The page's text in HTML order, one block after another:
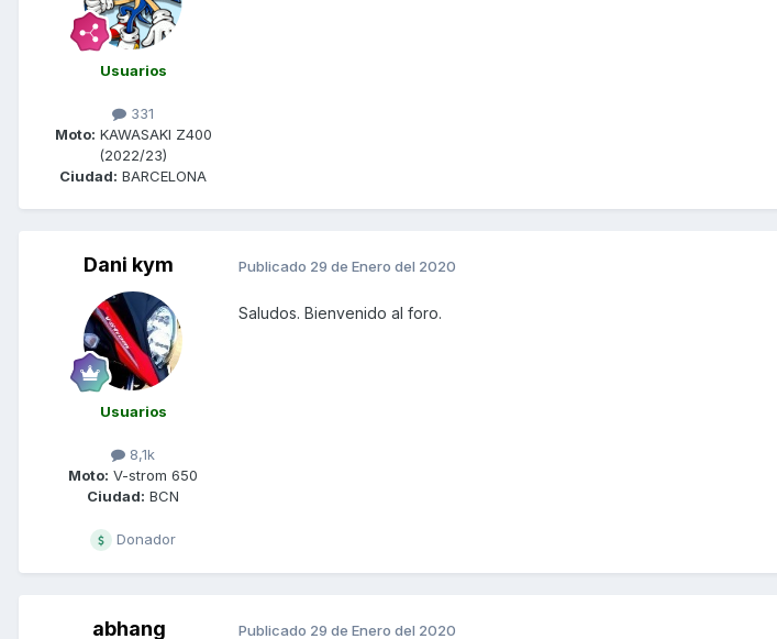
Usuarios
331
Moto: KAWASAKI Z400
(2022/23)
Ciudad: BARCELONA
Dani kym
Usuarios
8,1k
Moto: V-strom 650
Ciudad: BCN
Donador
Publicado 29 de Enero del 2020
Saludos. Bienvenido al foro.
abhang Publicado 29 de Enero del 2020